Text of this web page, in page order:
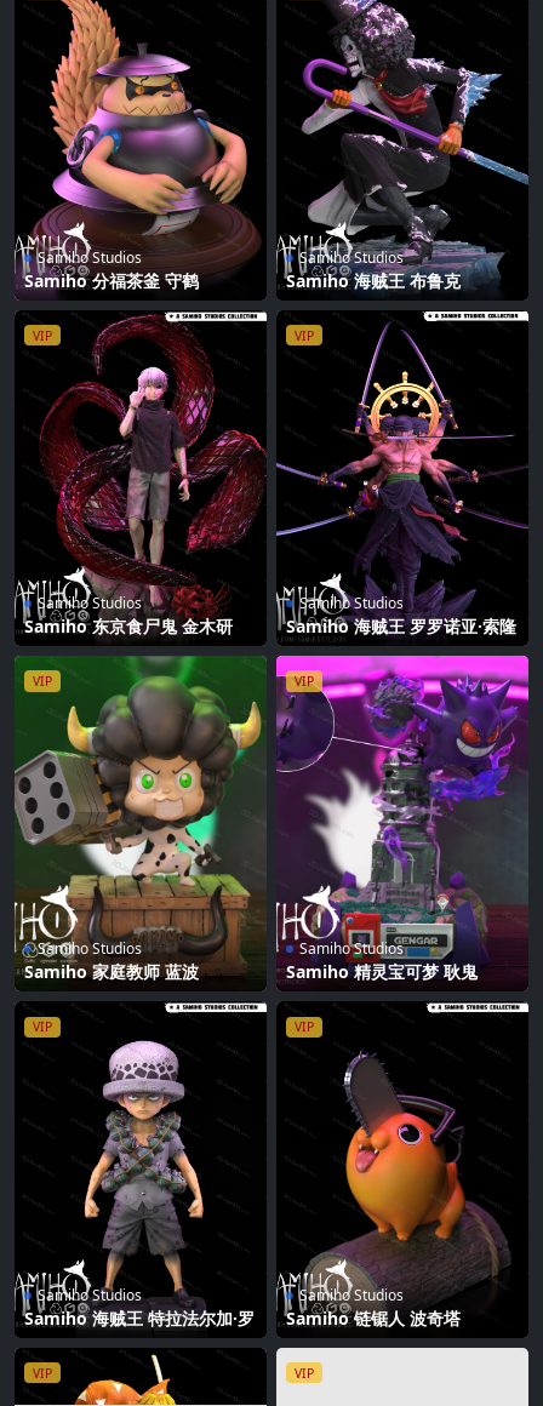
Samiho Studios
Samiho 分福茶釜 守鹤
Samiho Studios
Samiho 海贼王 布鲁克
VIP
Samiho Studios
Samiho 东京食尸鬼 金木研
VIP
Samiho Studios
Samiho 海贼王 罗罗诺亚·索隆
VIP
Samiho Studios
Samiho 家庭教师 蓝波
VIP
Samiho Studios
Samiho 精灵宝可梦 耿鬼
VIP
Samiho Studios
Samiho 海贼王 特拉法尔加·罗
VIP
Samiho Studios
Samiho 链锯人 波奇塔
VIP VIP